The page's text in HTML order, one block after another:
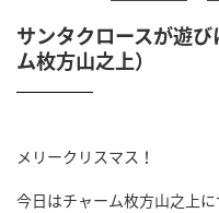
サンタクロースが遊
ム枚方山之上）
メリークリスマス！
今日はチャーム枚方山之上